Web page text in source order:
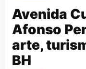
Avenida
Afonso
arte,
BH